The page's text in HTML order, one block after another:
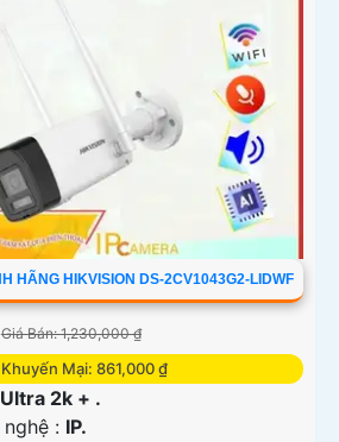
HÃNG HIKVISION DS-2CV1043G2-LIDWF
Giá Bán: 1,230,000 ₫
Khuyến Mại: 861,000 ₫
Ultra 2k + .
: IP.